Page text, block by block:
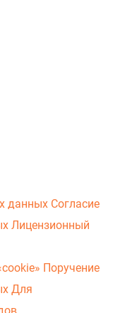
данных Согласие
Лицензионный
Поручение
Для